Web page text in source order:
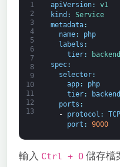
1
2
3
4
5
6
7
8
9
10
11
12
13
apiVersion:
v1
kind :
Service
metadata:
name:
php
labels :
tier:
backend
spec:
selector:
app:
php
tier:
backend
ports :
-
protocol :
TCP
port : 9000
輸入 Ctrl + O 儲存檔